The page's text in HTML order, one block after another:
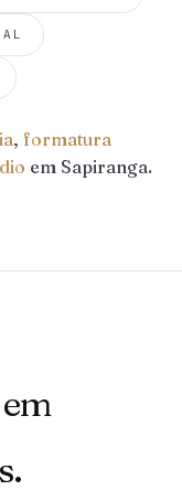
, formatura
em Sapiranga.